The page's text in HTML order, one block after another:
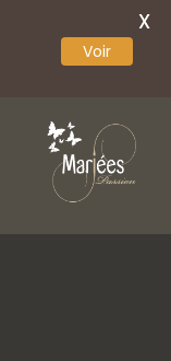
Voir
X